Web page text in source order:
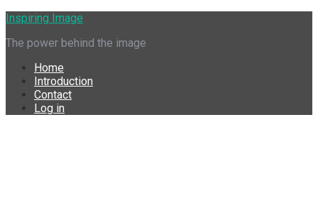
Skip
content
Inspiring Image
The power behind the image
Home
Introduction
Contact
Log in